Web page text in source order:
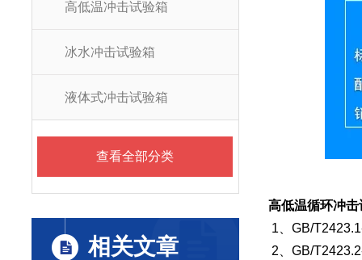
高低温冲击试验箱
冰水冲击试验箱
液体式冲击试验箱
查看全部分类
相关文章
高低温循环冲击
1、GB/
2、GB/